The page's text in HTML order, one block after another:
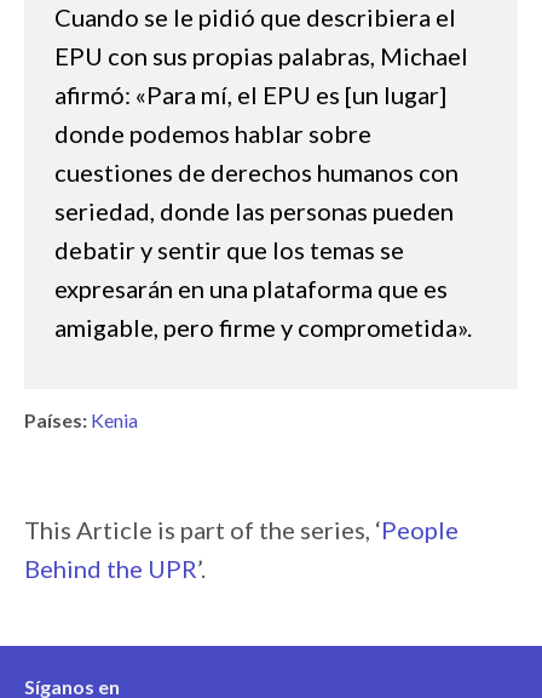
Cuando se le pidió que describiera el
EPU con sus propias palabras, Michael
afirmó: «Para mí, el EPU es [un lugar]
donde podemos hablar sobre
cuestiones de derechos humanos con
seriedad, donde las personas pueden
debatir y sentir que los temas se
expresarán en una plataforma que es
amigable, pero firme y comprometida».
Países: Kenia
This Article is part of the series, ‘People
Behind the UPR’.
Síganos en